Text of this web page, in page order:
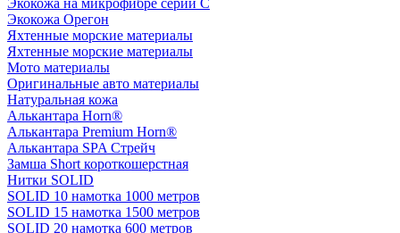
Экокожа на микрофибре серии С
Экокожа Орегон
Яхтенные морские материалы
Яхтенные морские материалы
Мото материалы
Оригинальные авто материалы
Натуральная кожа
Алькантара Horn®
Алькантара Premium Horn®
Алькантара SPA Стрейч
Замша Short короткошерстная
Нитки SOLID
SOLID 10 намотка 1000 метров
SOLID 15 намотка 1500 метров
SOLID 20 намотка 600 метров